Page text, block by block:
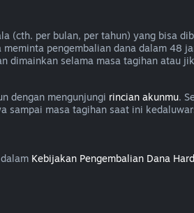
(cth. per bulan, per tahun) yang bisa
pengembalian dana dalam 48
dimainkan selama masa tagihan atau
dengan mengunjungi rincian akunmu.
sampai masa tagihan saat ini
Kebijakan Pengembalian Dana